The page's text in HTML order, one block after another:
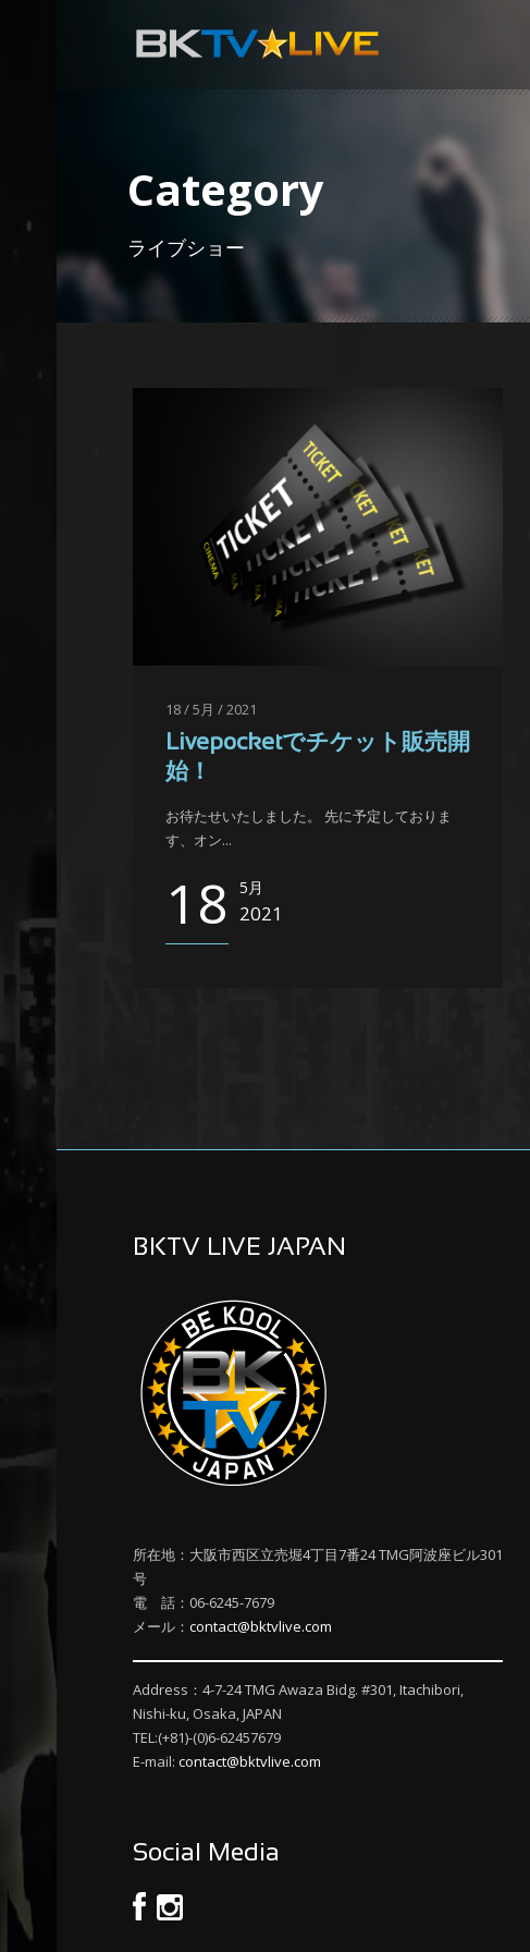
Category
ライブショー
18 / 5月 / 2021
Livepocketでチケット販売開
始！
お待たせいたしました。 先に予定しておりま
す、オン...
18 5月
2021
BKTV LIVE JAPAN
所在地：大阪市西区立売堀4丁目7番24 TMG阿波座ビル301
号
電 話：06-6245-7679
メール： contact@bktvlive.com
Address：4-7-24 TMG Awaza Bidg. #301, Itachibori,
Nishi-ku, Osaka, JAPAN
TEL:(+81)-(0)6-62457679
E-mail: contact@bktvlive.com
Social Media